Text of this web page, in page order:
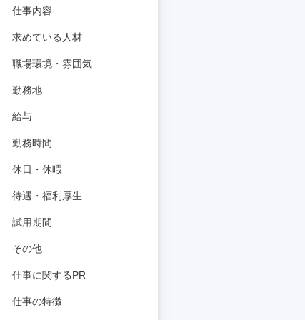
仕事内容
求めている人材
職場環境・雰囲気
勤務地
給与
勤務時間
休日・休暇
待遇・福利厚生
試用期間
その他
仕事に関するPR
仕事の特徴